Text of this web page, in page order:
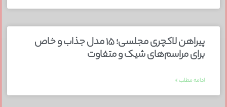
پیراهن لاکچری مجلسی؛ ۱۵ مدل جذاب و خاص
برای مراسم‌های شیک و متفاوت
ادامه مطلب »